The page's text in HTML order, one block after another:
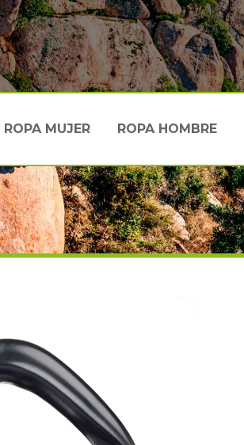
ROPA MUJER ROPA HOMBRE